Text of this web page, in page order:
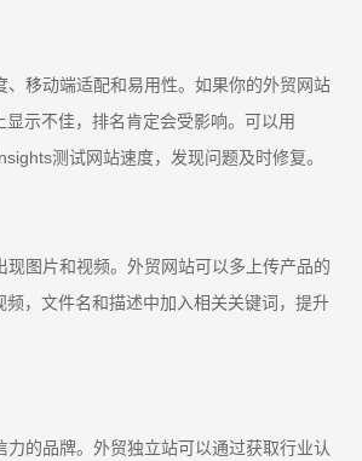
、移动端适配和易用性。如果你的外贸网站
示不佳，排名肯定会受影响。可以用
测试网站速度，发现问题及时修复。
现图片和视频。外贸网站可以多上传产品的
频，文件名和描述中加入相关关键词，提升
力的品牌。外贸独立站可以通过获取行业认